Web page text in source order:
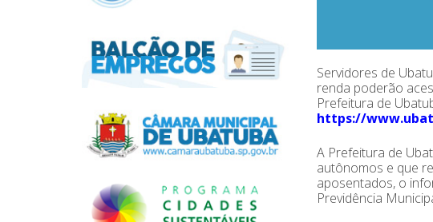
Servidores de
renda poderão
Prefeitura de
https://
A Prefeitura de
autônomos e que
aposentados, o
Previdência